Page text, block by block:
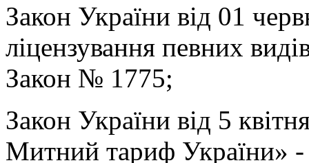
Закон України від 01
ліцензування певних
Закон № 1775;
Закон України від 5
Митний тариф України»